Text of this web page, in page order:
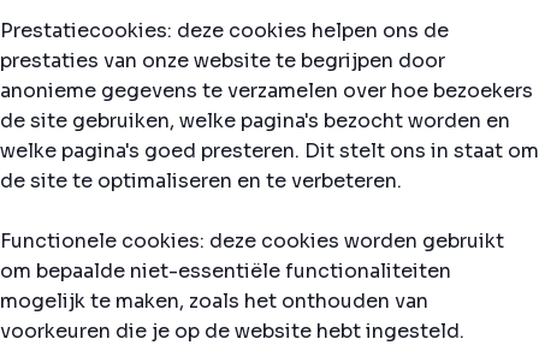
Prestatiecookies: deze cookies helpen ons de
prestaties van onze website te begrijpen door
anonieme gegevens te verzamelen over hoe bezoekers
de site gebruiken, welke pagina's bezocht worden en
welke pagina's goed presteren. Dit stelt ons in staat om
de site te optimaliseren en te verbeteren.
Functionele cookies: deze cookies worden gebruikt
om bepaalde niet-essentiële functionaliteiten
mogelijk te maken, zoals het onthouden van
voorkeuren die je op de website hebt ingesteld.